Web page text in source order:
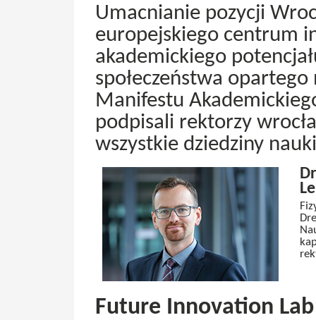
Umacnianie pozycji
europejskiego centrum
akademickiego
społeczeństwa opartego
Manifestu
podpisali rektorzy
wszystkie dziedziny
Future Innovation